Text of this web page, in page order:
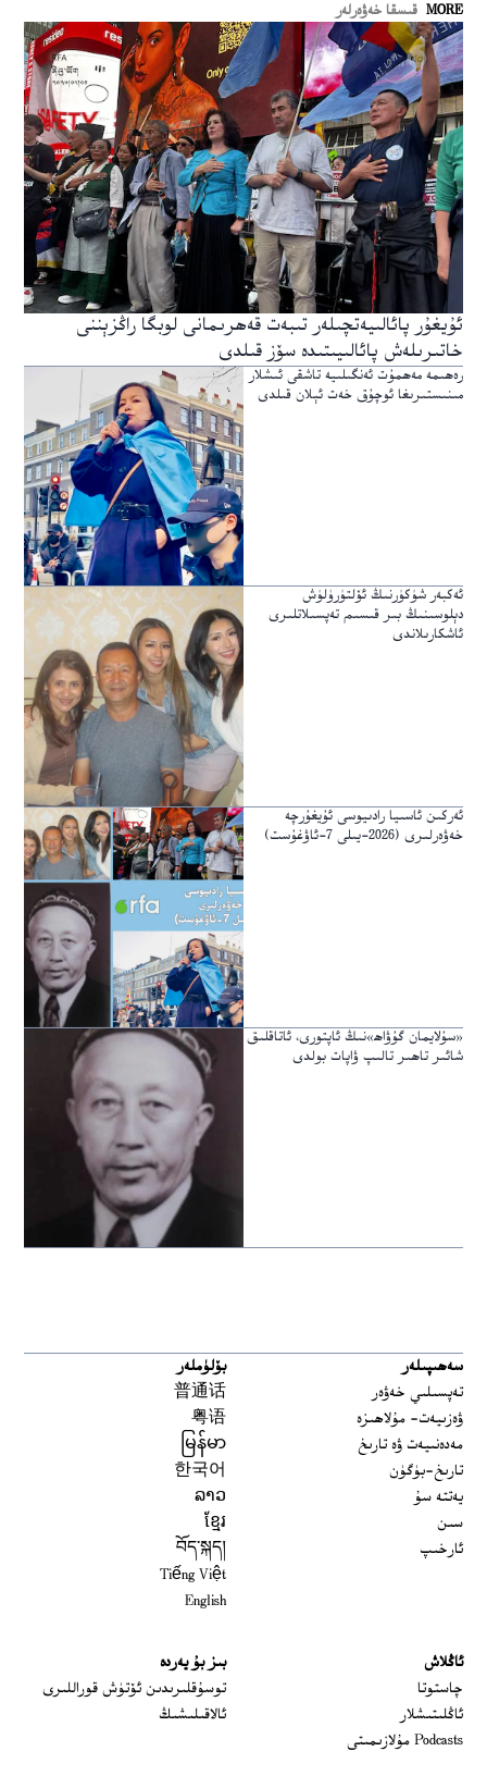
MORE قىسقا خەۋەرلەر
ئۇيغۇر پائالىيەتچىلەر تىبەت قەھرىمانى لوبگا راڭزېننى
خاتىرىلەش پائالىيىتىدە سۆز قىلدى
رەھىمە مەھمۇت ئەنگىلىيە تاشقى ئىشلار
مىنىستىرىغا ئوچۇق خەت ئېلان قىلدى
ئەكبەر شۈكۈرنىڭ ئۆلتۈرۈلۈش
دېلوسىنىڭ بىر قىسىم تەپسىلاتلىرى
ئاشكارىلاندى
ئەركىن ئاسىيا رادىيوسى ئۇيغۇرچە
خەۋەرلىرى (2026-يىلى 7-ئاۋغۇست)
«سۇلايمان گۇۋاھ»نىڭ ئاپتورى، ئاتاقلىق
شائىر تاھىر تالىپ ۋاپات بولدى
سەھىپىلەر
تەپسىلىي خەۋەر
ۋەزىيەت- مۇلاھىزە
مەدەنىيەت ۋە تارىخ
تارىخ-بۈگۈن
يەتتە سۇ
سىن
ئارخىپ
بۆلۈملەر
普通话
粤语
မြန်မာ
한국어
ລາວ
ខ្មែរ
བོད་སྐད།
Tiếng Việt
English
ئاڭلاش
چاستوتا
ئاڭلىتىشلار
Podcasts مۇلازىمىتى
بىز بۇ يەردە
توسۇقلىرىدىن ئۆتۈش قوراللىرى
ئالاقىلىشىڭ